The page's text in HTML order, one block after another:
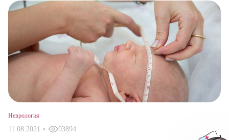
Неврология
11.08.2021 • 93894